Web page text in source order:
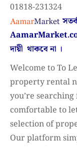
01818-231324
দায়ী থাকবে না ।
Welcome to To
property rental
you’re
comfortable to
selection of
Our platform